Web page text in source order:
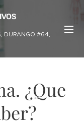
DURANGO #64,
¿Que